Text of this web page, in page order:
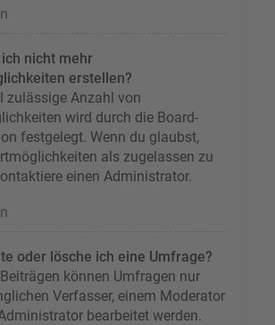
nicht mehr
erstellen?
zulässige Anzahl von
wird durch die Board-
festgelegt. Wenn du glaubst,
als zugelassen zu
einen Administrator.
oder lösche ich eine Umfrage?
können Umfragen nur
Verfasser, einem Moderator
bearbeitet werden.